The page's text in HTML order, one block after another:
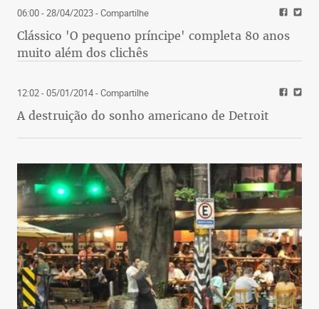
06:00 - 28/04/2023- Compartilhe
Clássico 'O pequeno príncipe' completa 80 anos
muito além dos clichês
12:02 - 05/01/2014- Compartilhe
A destruição do sonho americano de Detroit